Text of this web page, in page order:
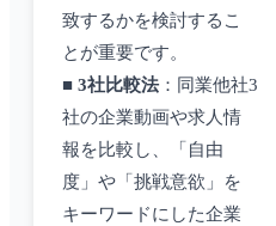
致するかを検討するこ
とが重要です。
■ 3社比較法：同業他社3
社の企業動画や求人情
報を比較し、「自由
度」や「挑戦意欲」を
キーワードにした企業